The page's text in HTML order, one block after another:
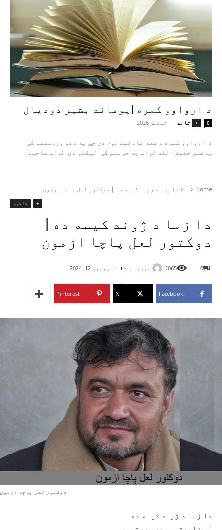
د ارواوو کمره |پوهاند بشیر دودیال
+ تاند - اګست 2, 2026 0
د ارواوو کمره د هغه ناولیت نوم دی چې په دغو وروستیو کې
ښاغلي حفیظ الله تُراب په جرمني کې لیکلی دی. تُراب صاحب...